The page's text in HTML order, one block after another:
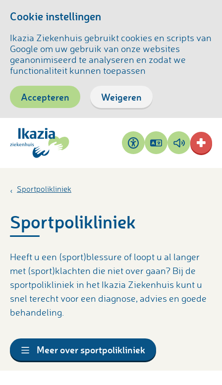
Cookie instellingen
Ikazia Ziekenhuis gebruikt cookies en scripts van
Google om uw gebruik van onze websites
geanonimiseerd te analyseren en zodat we
functionaliteit kunnen toepassen
Accepteren Weigeren
Toegankelijkheid
Pagina
vertalen
Pagina
voorlezen
Sportpolikliniek
Sportpolikliniek
Heeft u een (sport)blessure of loopt u al langer
met (sport)klachten die niet over gaan? Bij de
sportpolikliniek in het Ikazia Ziekenhuis kunt u
snel terecht voor een diagnose, advies en goede
behandeling.
Meer over sportpolikliniek